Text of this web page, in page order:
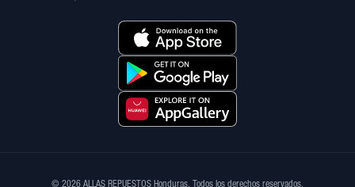
© 2026 ALLAS REPUESTOS Honduras. Todos los derechos reservados.